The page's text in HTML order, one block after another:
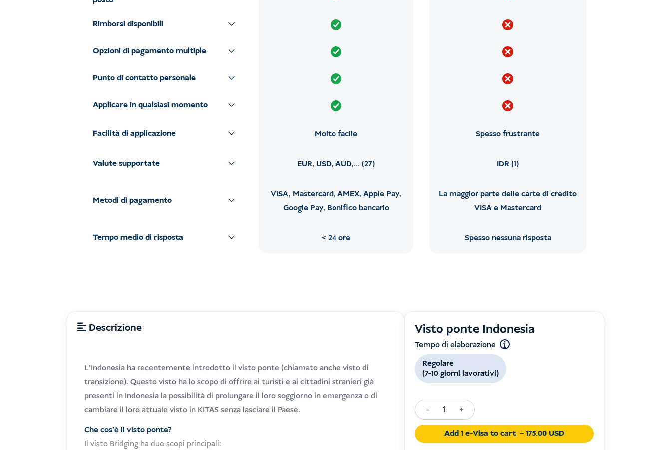
Rimborsi disponibili
Opzioni di pagamento multiple
Punto di contatto personale
Applicare in qualsiasi momento
Facilità di applicazione Molto facile Spesso frustrante
Valute supportate EUR, USD, AUD,... (27) IDR (1)
Metodi di pagamento
VISA, Mastercard, AMEX, Apple Pay,
Google Pay, Bonifico bancario
La maggior parte delle carte di credito
VISA e Mastercard
Tempo medio di risposta 24 ore Spesso nessuna risposta
Descrizione
L'Indonesia ha recentemente introdotto il visto ponte (chiamato anche visto di
transizione). Questo visto ha lo scopo di offrire ai turisti e ai cittadini stranieri già
presenti in Indonesia la possibilità di prolungare il loro soggiorno in emergenza o di
cambiare il loro attuale visto in KITAS senza lasciare il Paese.
Che cos'è il visto ponte?
Il visto Bridging ha due scopi principali:
Visto ponte Indonesia
Tempo di elaborazione
Regolare
(7-10 giorni lavorativi)
-
Bridging
Visa
Indonesia
+
Add 1 e-Visa to cart – 175.00 USD